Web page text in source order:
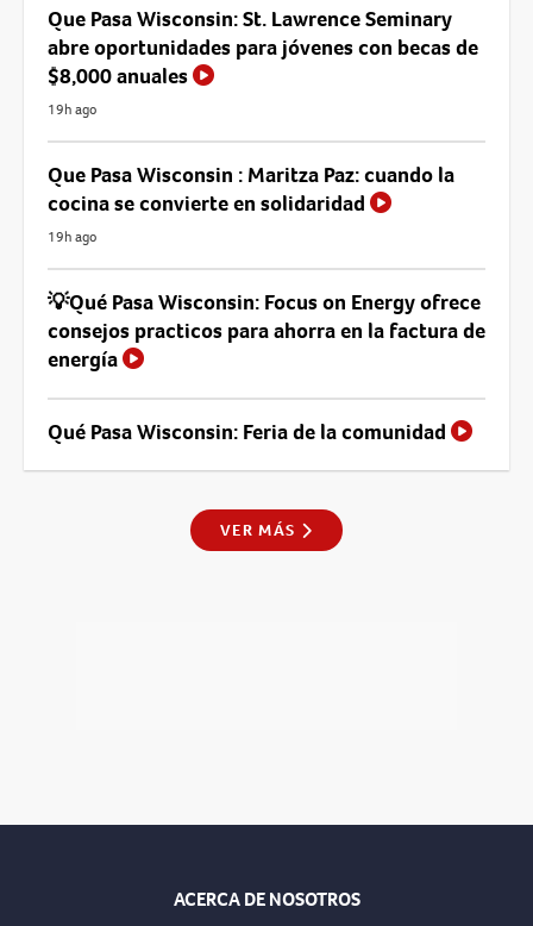
Que Pasa Wisconsin: St. Lawrence Seminary
abre oportunidades para jóvenes con becas de
$8,000 anuales
19h ago
Que Pasa Wisconsin : Maritza Paz: cuando la
cocina se convierte en solidaridad
19h ago
💡Qué Pasa Wisconsin: Focus on Energy ofrece
consejos practicos para ahorra en la factura de
energía
Qué Pasa Wisconsin: Feria de la comunidad
VER MÁS
ACERCA DE NOSOTROS